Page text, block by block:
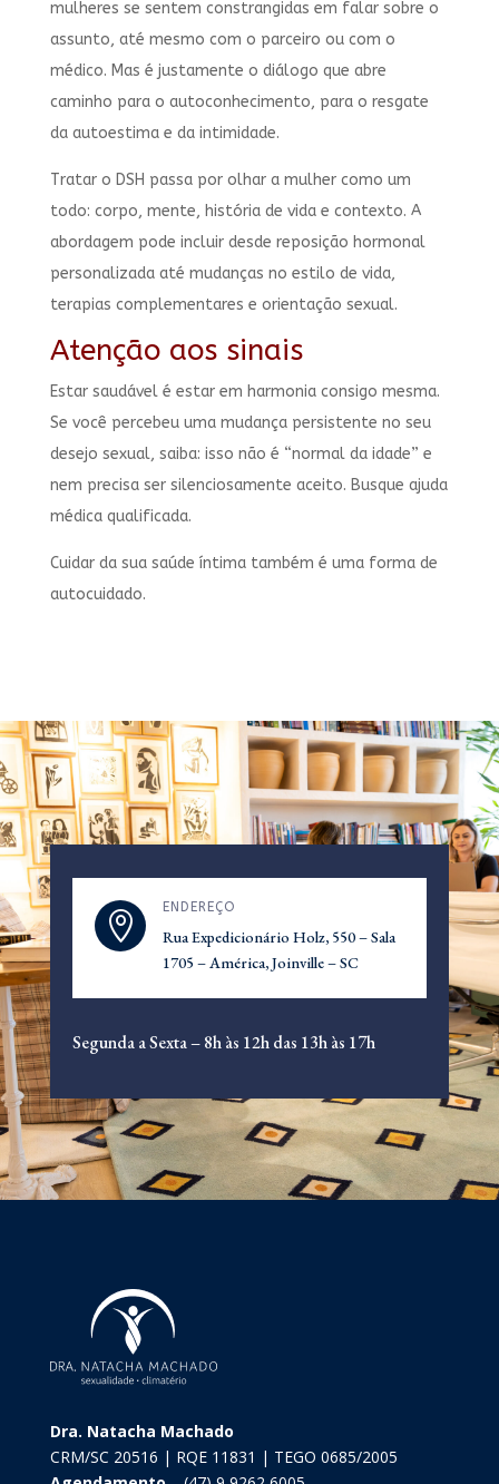
mulheres se sentem constrangidas em falar sobre o
assunto, até mesmo com o parceiro ou com o
médico. Mas é justamente o diálogo que abre
caminho para o autoconhecimento, para o resgate
da autoestima e da intimidade.
Tratar o DSH passa por olhar a mulher como um
todo: corpo, mente, história de vida e contexto. A
abordagem pode incluir desde reposição hormonal
personalizada até mudanças no estilo de vida,
terapias complementares e orientação sexual.
Atenção aos sinais
Estar saudável é estar em harmonia consigo mesma.
Se você percebeu uma mudança persistente no seu
desejo sexual, saiba: isso não é “normal da idade” e
nem precisa ser silenciosamente aceito. Busque ajuda
médica qualificada.
Cuidar da sua saúde íntima também é uma forma de
autocuidado.

ENDEREÇO
Rua Expedicionário Holz, 550 – Sala
1705 – América, Joinville – SC
Segunda a Sexta – 8h às 12h das 13h às 17h
Dra. Natacha Machado
CRM/SC 20516 | RQE 11831 | TEGO 0685/2005